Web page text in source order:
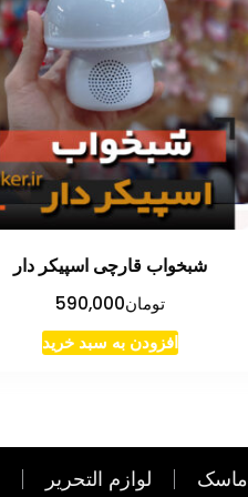
شبخواب قارچی اسپیکر دار
تومان590,000
افزودن به سبد خرید
ماسک لوازم التحریر